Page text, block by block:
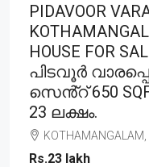
PIDAVOOR
HOUSE FOR
പിടവൂർ
സെൻ്റ് 650
23 ലക്ഷം.
Rs.23 lakh